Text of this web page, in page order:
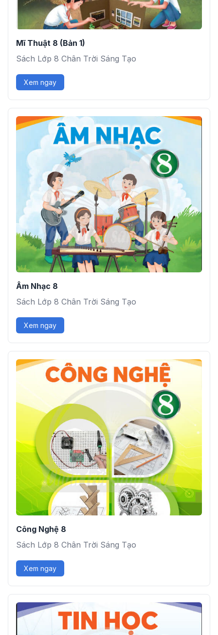
Mĩ Thuật 8 (Bản 1)
Sách Lớp 8 Chân Trời Sáng Tạo
Xem ngay
Âm Nhạc 8
Sách Lớp 8 Chân Trời Sáng Tạo
Xem ngay
Công Nghệ 8
Sách Lớp 8 Chân Trời Sáng Tạo
Xem ngay